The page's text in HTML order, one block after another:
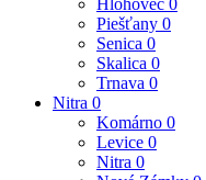
Hlohovec 0
Piešťany 0
Senica 0
Skalica 0
Trnava 0
Nitra 0
Komárno 0
Levice 0
Nitra 0